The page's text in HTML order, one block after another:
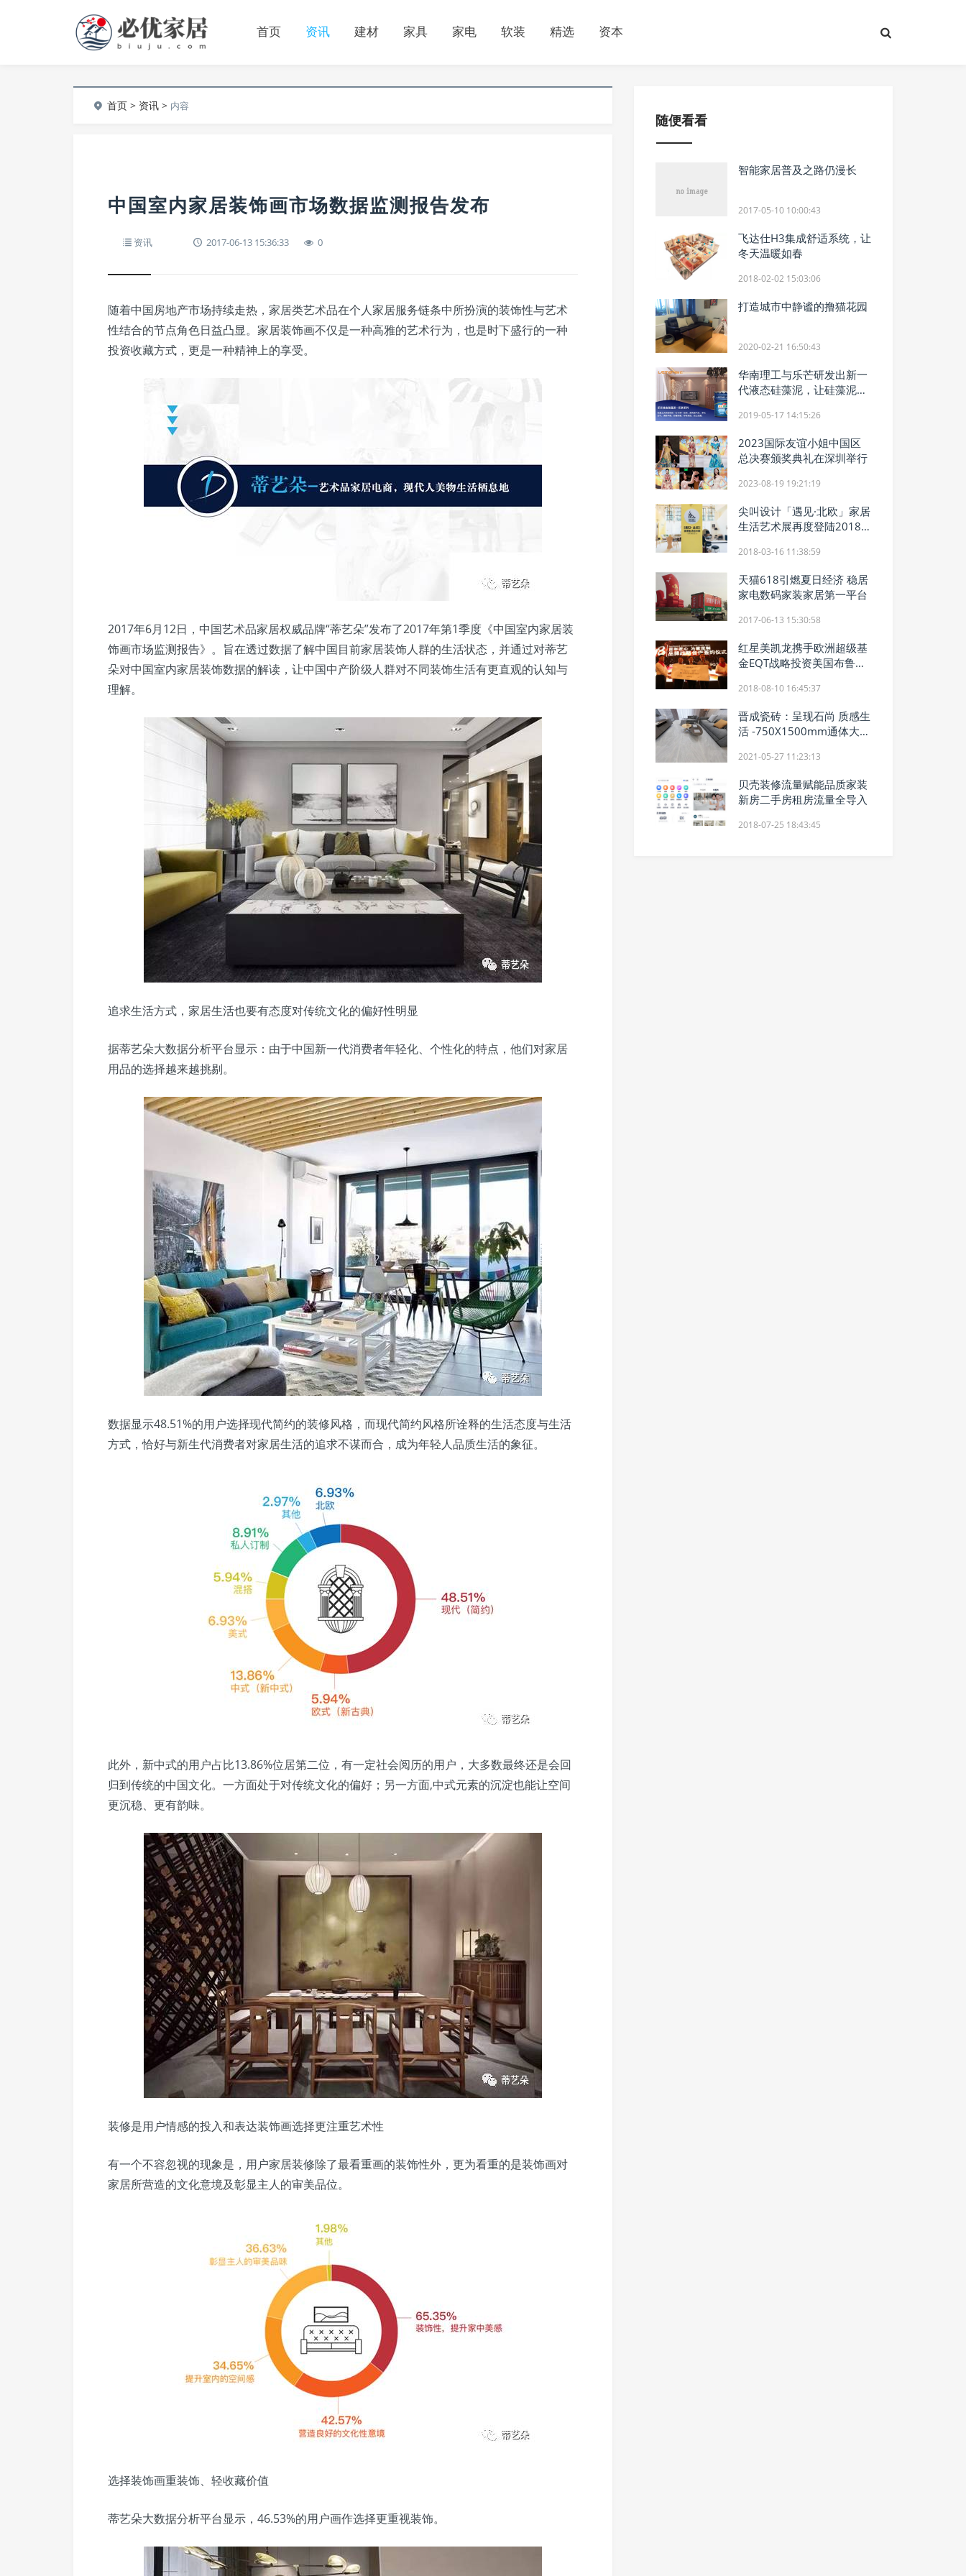
首页 资讯 建材 家具 家电 软装 精选 资本
首页 > 资讯 > 内容
中国室内家居装饰画市场数据监测报告发布
资讯 2017-06-13 15:36:33 0
随着中国房地产市场持续走热，家居类艺术品在个人家居服务链条中所扮演的装饰性与艺术
性结合的节点角色日益凸显。家居装饰画不仅是一种高雅的艺术行为，也是时下盛行的一种
投资收藏方式，更是一种精神上的享受。
2017年6月12日，中国艺术品家居权威品牌“蒂艺朵”发布了2017年第1季度《中国室内家居装
饰画市场监测报告》。旨在透过数据了解中国目前家居装饰人群的生活状态，并通过对蒂艺
朵对中国室内家居装饰数据的解读，让中国中产阶级人群对不同装饰生活有更直观的认知与
理解。
追求生活方式，家居生活也要有态度对传统文化的偏好性明显
据蒂艺朵大数据分析平台显示：由于中国新一代消费者年轻化、个性化的特点，他们对家居
用品的选择越来越挑剔。
数据显示48.51%的用户选择现代简约的装修风格，而现代简约风格所诠释的生活态度与生活
方式，恰好与新生代消费者对家居生活的追求不谋而合，成为年轻人品质生活的象征。
此外，新中式的用户占比13.86%位居第二位，有一定社会阅历的用户，大多数最终还是会回
归到传统的中国文化。一方面处于对传统文化的偏好；另一方面,中式元素的沉淀也能让空间
更沉稳、更有韵味。
装修是用户情感的投入和表达装饰画选择更注重艺术性
有一个不容忽视的现象是，用户家居装修除了最看重画的装饰性外，更为看重的是装饰画对
家居所营造的文化意境及彰显主人的审美品位。
选择装饰画重装饰、轻收藏价值
蒂艺朵大数据分析平台显示，46.53%的用户画作选择更重视装饰。
随便看看
智能家居普及之路仍漫长
2017-05-10 10:00:43
飞达仕H3集成舒适系统，让
冬天温暖如春
2018-02-02 15:03:06
打造城市中静谧的撸猫花园
2020-02-21 16:50:43
华南理工与乐芒研发出新一
代液态硅藻泥，让硅藻泥行
2019-05-17 14:15:26
2023国际友谊小姐中国区
总决赛颁奖典礼在深圳举行
2023-08-19 19:21:19
尖叫设计「遇见·北欧」家居
生活艺术展再度登陆2018
2018-03-16 11:38:59
天猫618引燃夏日经济 稳居
家电数码家装家居第一平台
2017-06-13 15:30:58
红星美凯龙携手欧洲超级基
金EQT战略投资美国布鲁斯
导品牌
2018-08-10 16:45:37
晋成瓷砖：呈现石尚 质感生
活 -750X1500mm通体大理
2021-05-27 11:23:13
贝壳装修流量赋能品质家装
新房二手房租房流量全导入
2018-07-25 18:43:45